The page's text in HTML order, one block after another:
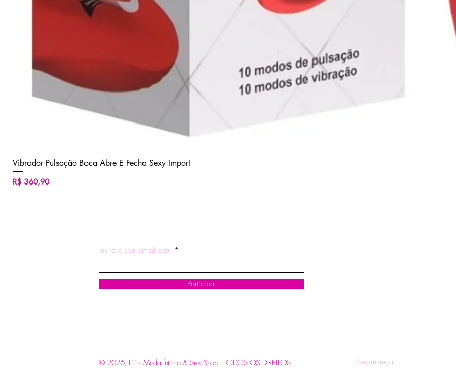
Vibrador Pulsação Boca Abre E Fecha Sexy Import
Preço
R$ 360,90
Insira o seu email aqui
Participar
© 2026, Lilith Moda Íntima & Sex Shop. TODOS OS DIREITOS Segurança